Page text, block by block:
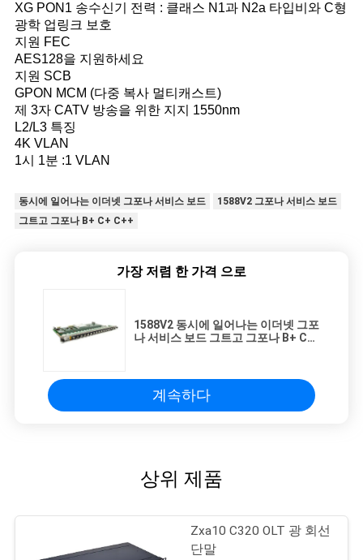
XG PON1 송수신기 전력 : 클래스 N1과 N2a 타입비와 C형
광학 업링크 보호
지원 FEC
AES128을 지원하세요
지원 SCB
GPON MCM (다중 복사 멀티캐스트)
제 3자 CATV 방송을 위한 지지 1550nm
L2/L3 특징
4K VLAN
1시 1분 :1 VLAN
동시에 일어나는 이더넷 그포나 서비스 보드
1588V2 그포나 서비스 보드
그트고 그포나 B+ C+ C++
가장 저렴 한 가격 으로
1588V2 동시에 일어나는 이더넷 그포
나 서비스 보드 그트고 그포나 B+ C+
계속하다
상위 제품
Zxa10 C320 OLT 광 회선
단말